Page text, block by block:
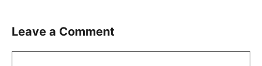
Leave a Comment